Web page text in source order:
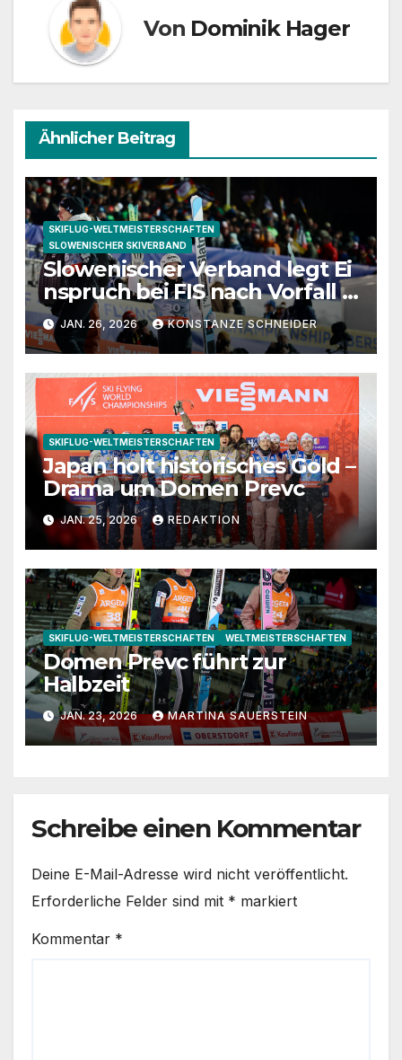
Von Dominik Hager
Ähnlicher Beitrag
SKIFLUG-WELTMEISTERSCHAFTEN
SLOWENISCHER SKIVERBAND
Slowenischer Verband legt Ei
nspruch bei FIS nach Vorfall i
n Oberstdorf ein
JAN. 26, 2026 KONSTANZE SCHNEIDER
SKIFLUG-WELTMEISTERSCHAFTEN
Japan holt historisches Gold –
Drama um Domen Prevc
JAN. 25, 2026 REDAKTION
SKIFLUG-WELTMEISTERSCHAFTEN WELTMEISTERSCHAFTEN
Domen Prevc führt zur
Halbzeit
JAN. 23, 2026 MARTINA SAUERSTEIN
Schreibe einen Kommentar
Deine E-Mail-Adresse wird nicht veröffentlicht.
Erforderliche Felder sind mit * markiert
Kommentar *